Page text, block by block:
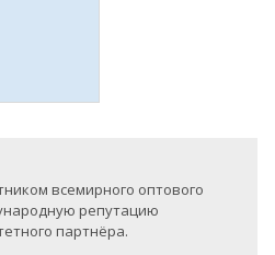
всемирного оптового
репутацию
партнёра.